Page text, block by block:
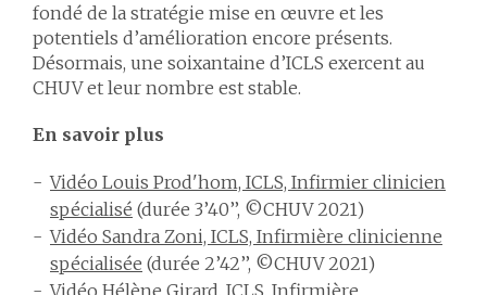
fondé de la stratégie mise en œuvre et les
potentiels d’amélioration encore présents.
Désormais, une soixantaine d’ICLS exercent au
CHUV et leur nombre est stable.
En savoir plus
Vidéo Louis Prod'hom, ICLS, Infirmier clinicien
spécialisé (durée 3’40’’, ©CHUV 2021)
Vidéo Sandra Zoni, ICLS, Infirmière clinicienne
spécialisée (durée 2’42’’, ©CHUV 2021)
Vidéo Hélène Girard, ICLS, Infirmière